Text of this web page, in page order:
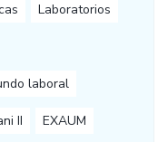
Laboratorios
laboral
II EXAUM